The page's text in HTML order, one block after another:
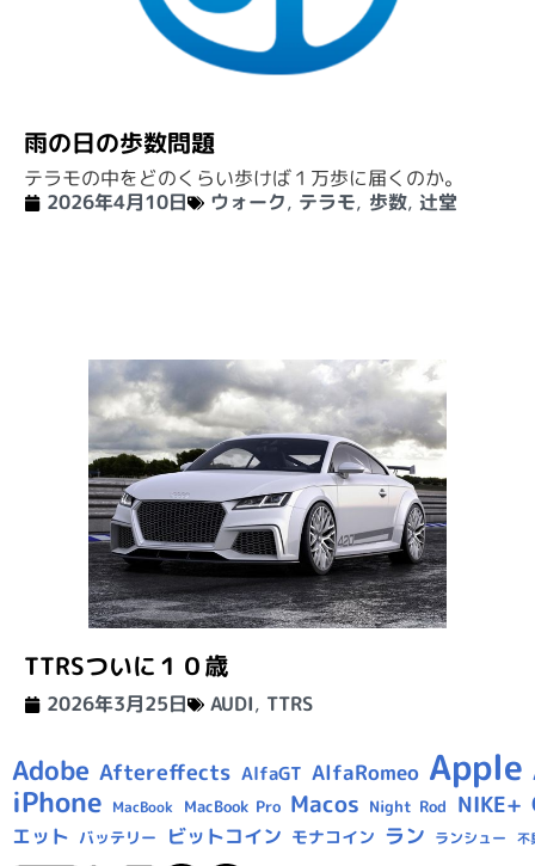
雨の日の歩数問題
テラモの中をどのくらい歩けば１万歩に届くのか。
2026年4月10日
ウォーク, テラモ, 歩数, 辻堂
TTRSついに１０歳
2026年3月25日 AUDI, TTRS
Adobe Aftereffects AlfaGT AlfaRomeo Apple
iPhone MacBook MacBook Pro Macos Night Rod NIKE+
エット バッテリー ビットコイン モナコイン ラン ランシュー 不